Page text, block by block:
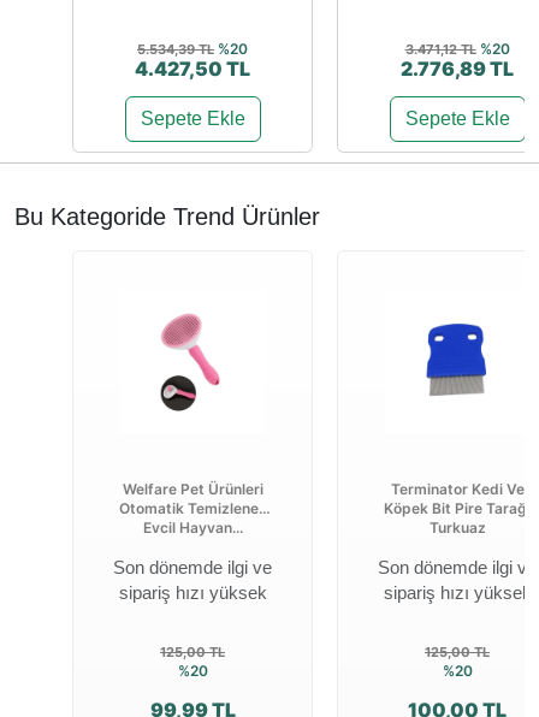
5.534,39 TL %20
4.427,50 TL
Sepete Ekle
3.471,12 TL %20
2.776,89 TL
Sepete Ekle
Bu Kategoride Trend Ürünler
Welfare Pet Ürünleri
Otomatik Temizlenen
Evcil Hayvan...
Son dönemde ilgi ve
sipariş hızı yüksek
125,00 TL
%20
99,99 TL
Terminator Kedi Ve
Köpek Bit Pire Tarağı
Turkuaz
Son dönemde ilgi ve
sipariş hızı yüksek
125,00 TL
%20
100,00 TL